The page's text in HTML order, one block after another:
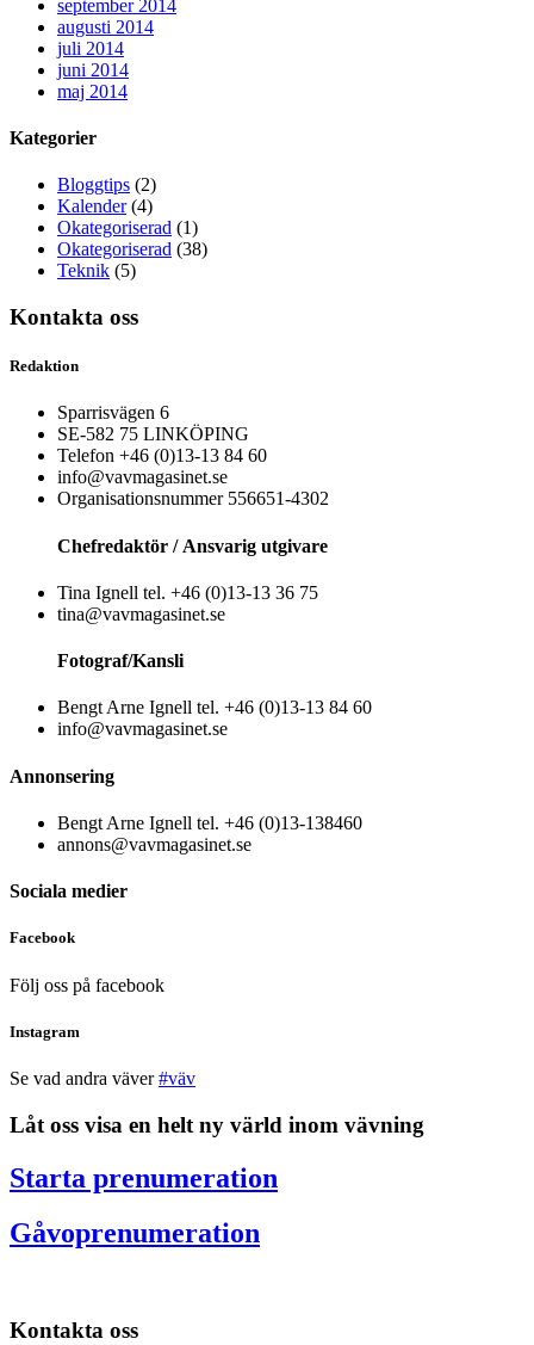
september 2014
augusti 2014
juli 2014
juni 2014
maj 2014
Kategorier
Bloggtips (2)
Kalender(4)
Okategoriserad (1)
Okategoriserad (38)
Teknik (5)
Kontakta oss
Redaktion
Sparrisvägen 6
SE-582 75 LINKÖPING
Telefon +46 (0)13-13 84 60
info@vavmagasinet.se
Organisationsnummer 556651-4302
Chefredaktör / Ansvarig utgivare
Tina Ignell tel. +46 (0)13-13 36 75
tina@vavmagasinet.se
Fotograf/Kansli
Bengt Arne Ignell tel. +46 (0)13-13 84 60
info@vavmagasinet.se
Annonsering
Bengt Arne Ignell tel. +46 (0)13-138460
annons@vavmagasinet.se
Sociala medier
Facebook
Följ oss på facebook
Instagram
Se vad andra väver#väv
Låt oss visa en helt ny värld inom vävning
Starta prenumeration
Gåvoprenumeration
Kontakta oss